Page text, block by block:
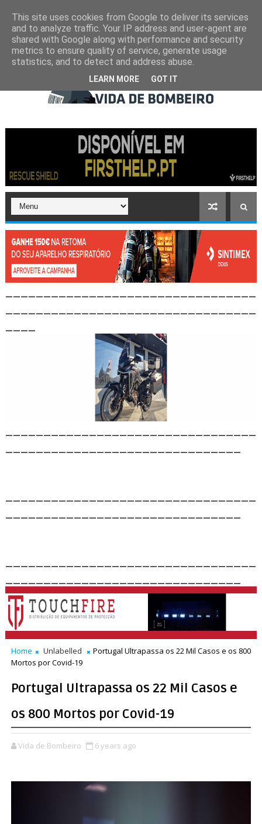
Home Unlabelled
Portugal Ultrapassa os 22 Mil Casos e os 800
Mortos por Covid-19
Portugal Ultrapassa os 22 Mil Casos e
os 800 Mortos por Covid-19
Vida de Bombeiro 6 years ago
This site uses cookies from Google to deliver its services
and to analyze traffic. Your IP address and user-agent are
shared with Google along with performance and security
metrics to ensure quality of service, generate usage
statistics, and to detect and address abuse.
LEARN MORE GOT IT